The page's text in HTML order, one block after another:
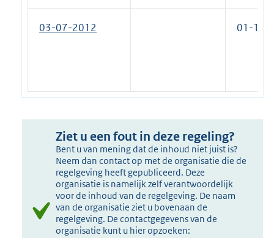
03-07-2012 01-11-
Ziet u een fout in deze regeling?
Bent u van mening dat de inhoud niet juist is?
Neem dan contact op met de organisatie die de
regelgeving heeft gepubliceerd. Deze
organisatie is namelijk zelf verantwoordelijk
voor de inhoud van de regelgeving. De naam
van de organisatie ziet u bovenaan de
regelgeving. De contactgegevens van de
organisatie kunt u hier opzoeken: